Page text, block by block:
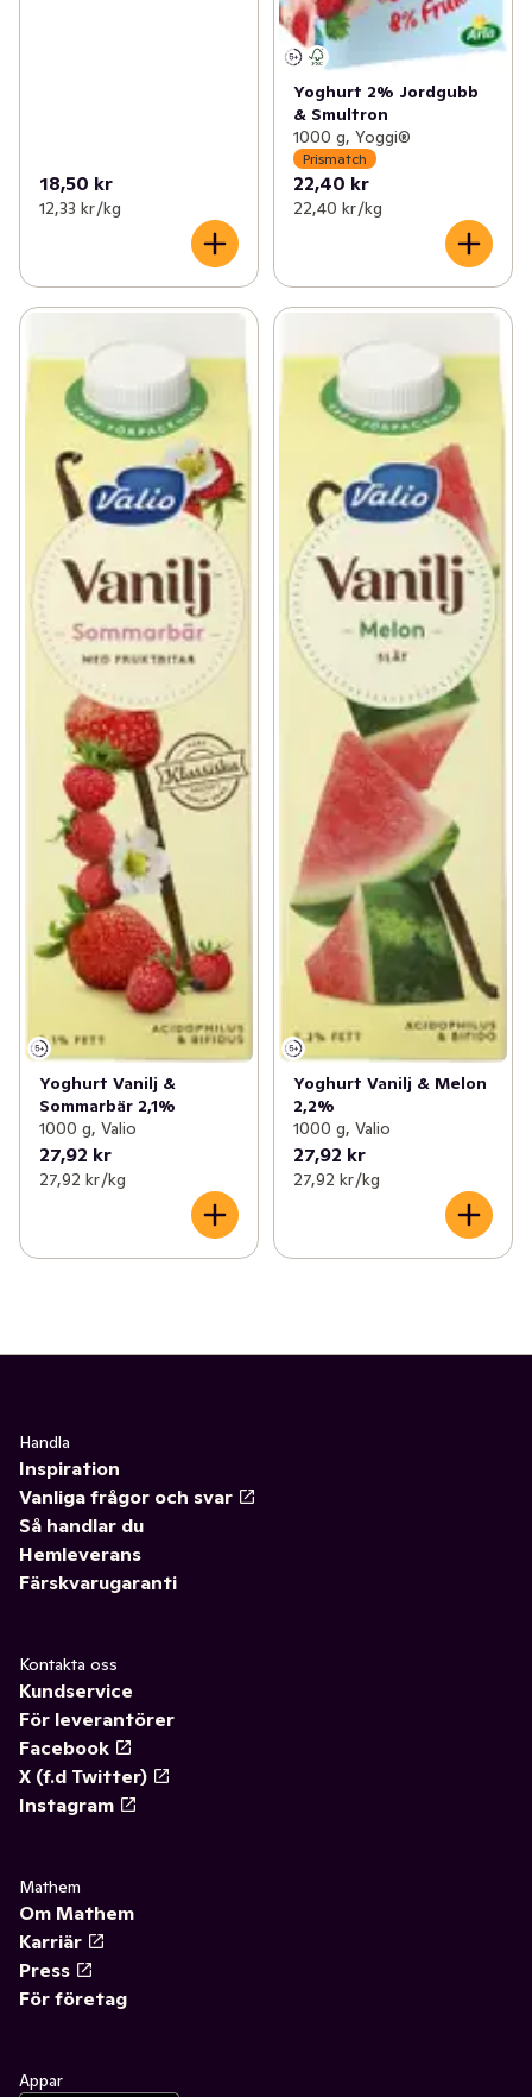
18,50 kr
12,33 kr /kg
Yoghurt 2% Jordgubb
& Smultron
1000 g, Yoggi®
Prismatch
22,40 kr
22,40 kr /kg
Yoghurt Vanilj &
Sommarbär 2,1%
1000 g, Valio
27,92 kr
27,92 kr /kg
Yoghurt Vanilj & Melon
2,2%
1000 g, Valio
27,92 kr
27,92 kr /kg
Handla
Inspiration
Vanliga frågor och svar
Så handlar du
Hemleverans
Färskvarugaranti
Kontakta oss
Kundservice
För leverantörer
Facebook
X (f.d Twitter)
Instagram
Mathem
Om Mathem
Karriär
Press
För företag
Appar